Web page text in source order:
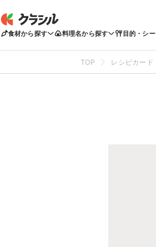
食材から探す 料理名から探す 目的・シ
TOP レシピカード